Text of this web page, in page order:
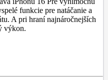
funkcie pre natáčanie a
A pri hraní najnáročnejších
výkon.